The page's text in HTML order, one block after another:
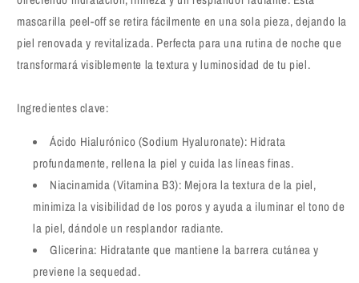
mascarilla peel-off se retira fácilmente en una sola pieza, dejando la
piel renovada y revitalizada. Perfecta para una rutina de noche que
transformará visiblemente la textura y luminosidad de tu piel.
Ingredientes clave:
Ácido Hialurónico (Sodium Hyaluronate): Hidrata
profundamente, rellena la piel y cuida las líneas finas.
Niacinamida (Vitamina B3): Mejora la textura de la piel,
minimiza la visibilidad de los poros y ayuda a iluminar el tono de
la piel, dándole un resplandor radiante.
Glicerina: Hidratante que mantiene la barrera cutánea y
previene la sequedad.